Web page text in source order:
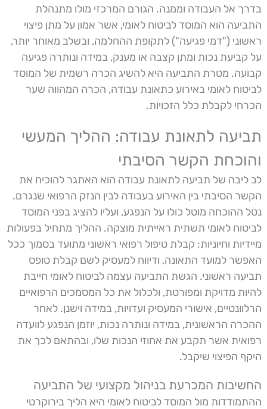
בדרך אל העבודה וממנה. הגורם המרכזי מולו מתנהלת
התביעה הוא המוסד לביטוח לאומי, אשר אמון על מתן פיצוי
ראשוני ("דמי פגיעה") לתקופת ההחלמה, ובשלב מאוחר יותר,
על קביעת נכות ומתן קצבה או מענק, במידה ונותרה פגיעה
קבועה. מטרת התביעה היא להשיג הכרה רשמית של המוסד
לביטוח לאומי באירוע כתאונת עבודה, הכרה המהווה שער
הכרחי לקבלת כלל הזכויות.
תביעה לתאונת עבודה: ההליך המעשי
והוכחת הקשר הסיבתי
לב ליבה של תביעה לתאונת עבודה הוא האתגר להוכיח את
הקשר הסיבתי בין האירוע בעבודה לבין הנזק הרפואי שנגרם.
נטל ההוכחה מוטל כולו על הנפגע, ועליו להציג בפני המוסד
לביטוח לאומי תשתית ראייתית מוצקה. ההליך מתחיל בפעולות
מיידיות וחיוניות: קבלת טיפול רפואי ראשוני מתועד בסמוך ככל
האפשר למועד התאונה, ודיווח למעסיק לשם קבלת טופס
תביעה ראשוני. הגשת התביעה עצמה לביטוח לאומי חייבת
להיות מדויקת ומפורטת, ולכלול את כל המסמכים הרפואיים
הרלוונטיים, אישורי המעסיק ועדויות, במידה וישנן. לאחר
ההכרה הראשונית, במידה ונותרה נכות, יוזמן הנפגע לוועדה
רפואית אשר תקבע את אחוזי הנכות שלו, ובהתאם לכך את
היקף הפיצוי שיקבל.
החשיבות המכרעת בניהול מקצועי של התביעה
ההתמודדות מול המוסד לביטוח לאומי היא הליך בירוקרטי